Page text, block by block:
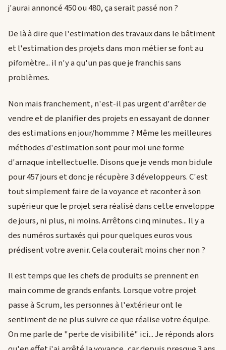
j'aurai annoncé 450 ou 480, ça serait passé non ?
De là à dire que l'estimation des travaux dans le bâtiment
et l'estimation des projets dans mon métier se font au
pifomètre... il n'y a qu'un pas que je franchis sans
problèmes.
Non mais franchement, n'est-il pas urgent d'arrêter de
vendre et de planifier des projets en essayant de donner
des estimations en jour/hommme ? Même les meilleures
méthodes d'estimation sont pour moi une forme
d'arnaque intellectuelle. Disons que je vends mon bidule
pour 457 jours et donc je récupère 3 développeurs. C'est
tout simplement faire de la voyance et raconter à son
supérieur que le projet sera réalisé dans cette enveloppe
de jours, ni plus, ni moins. Arrêtons cinq minutes... Il y a
des numéros surtaxés qui pour quelques euros vous
prédisent votre avenir. Cela couterait moins cher non ?
Il est temps que les chefs de produits se prennent en
main comme de grands enfants. Lorsque votre projet
passe à Scrum, les personnes à l'extérieur ont le
sentiment de ne plus suivre ce que réalise votre équipe.
On me parle de "perte de visibilité" ici... Je réponds alors